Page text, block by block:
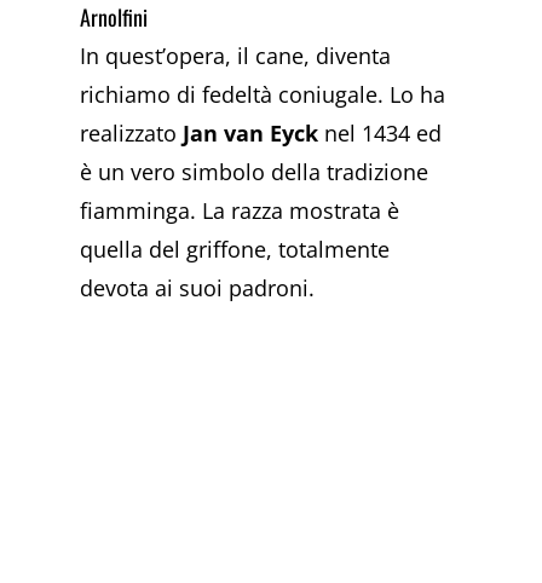
Arnolfini
In quest’opera, il cane, diventa
richiamo di fedeltà coniugale. Lo ha
realizzato Jan van Eyck nel 1434 ed
è un vero simbolo della tradizione
fiamminga. La razza mostrata è
quella del griffone, totalmente
devota ai suoi padroni.